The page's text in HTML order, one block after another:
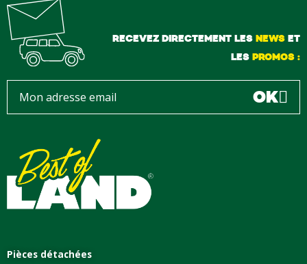
RECEVEZ DIRECTEMENT LES NEWSET
LES PROMOS :
OK
Pièces détachées